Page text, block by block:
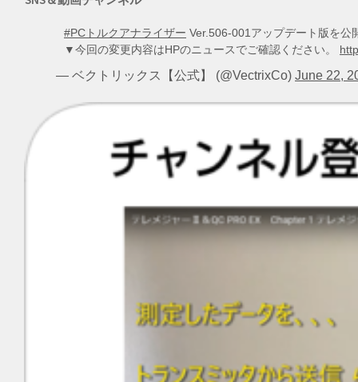
#PCトルクアナライザー Ver.506-001アップデート版を公
▼今回の変更内容はHPのニュースでご確認ください。
— ベクトリックス【公式】 (@VectrixCo) June 22,